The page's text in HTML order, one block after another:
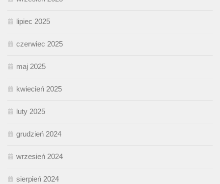
lipiec 2025
czerwiec 2025
maj 2025
kwiecień 2025
luty 2025
grudzień 2024
wrzesień 2024
sierpień 2024